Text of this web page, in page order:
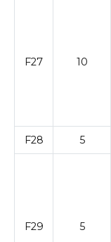
F27 10
F28 5
F29 5